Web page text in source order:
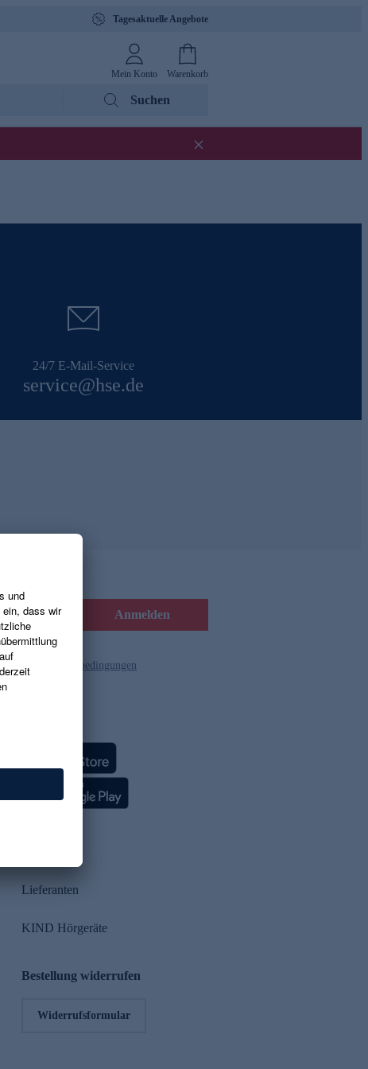
Tagesaktuelle Angebote
Mein Konto Warenkorb
Suchen
24/7 E-Mail-Service
service@hse.de
Anmelden
und die Gutscheinbedingungen
Lieferanten
KIND Hörgeräte
Bestellung widerrufen
Widerrufsformular